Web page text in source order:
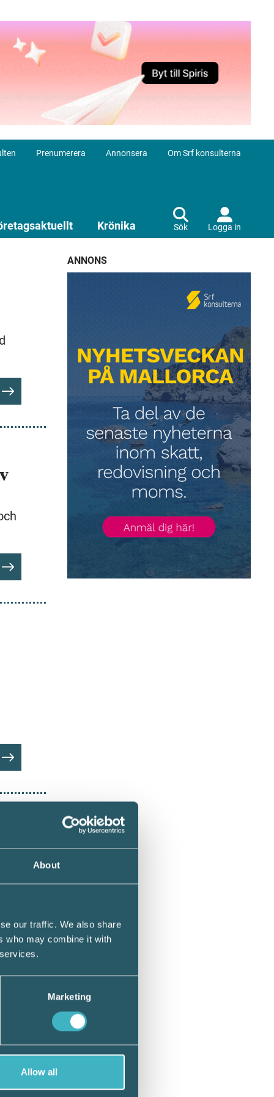
About
our traffic. We also share
who may combine it with
Marketing
Allow all
Prenumerera Annonsera Om Srf konsulterna
Krönika Sök Logga in
ANNONS